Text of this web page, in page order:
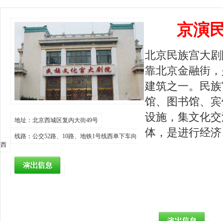
地址：北京西城区复内大街49号
线路：公交52路、10路、地铁1号线西单下车向
西
京演
北京民族宫大
靠北京金融街
建筑之一。民
馆、图书馆、
设施，集文化
体，是进行经